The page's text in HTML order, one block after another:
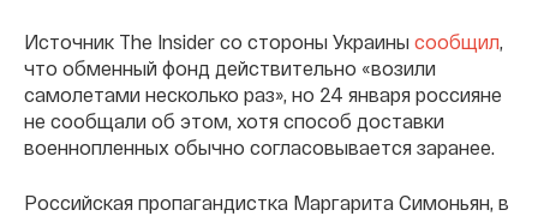
Источник The Insider со стороны Украины сообщил,
что обменный фонд действительно «возили
самолетами несколько раз», но 24 января россияне
не сообщали об этом, хотя способ доставки
военнопленных обычно согласовывается заранее.
Российская пропагандистка Маргарита Симоньян, в